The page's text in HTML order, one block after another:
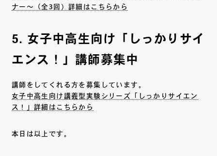
ナー～（全3回）詳細はこちらから
5. 女子中高生向け「しっかりサイ
エンス！」講師募集中
講師をしてくれる方を募集しています。
女子中高生向け講義型実験シリーズ「しっかりサイエン
ス！」詳細はこちらから
本日は以上です。